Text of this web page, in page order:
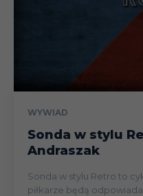
WYWIAD
Sonda w stylu
Andraszak
Sonda w stylu Retro to
piłkarze będą